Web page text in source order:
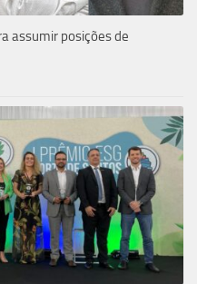
assumir posições de